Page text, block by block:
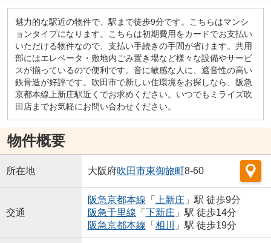
魅力的な駅近の物件で、駅まで徒歩9分です。こちらはマンシ
ョンタイプになります。こちらは初期費用をカードでお支払い
いただける物件なので、支払い手続きの手間が省けます。共用
部にはエレベータ・敷地内ごみ置き場など様々な設備やサービ
スが揃っているので便利です。音に敏感な人に、遮音性の高い
鉄骨造が好評です。吹田市で新しい住環境をお探しなら、阪急
京都本線上新庄駅近くでお求めください。いつでもミライズ吹
田店までお気軽にお問い合わせください。
物件概要
所在地 大阪府吹田市東御旅町8-60
交通
阪急京都本線 「 上新庄 」駅 徒歩9分
阪急千里線 「 下新庄 」駅 徒歩14分
阪急京都本線 「 相川 」駅 徒歩19分